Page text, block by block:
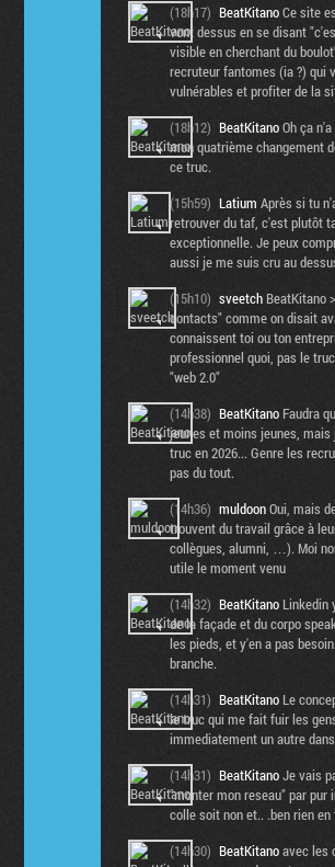
(18h17) BeatKitanoCe site
vont dessus en se disant
visible en cherchant du
recruteur fantomes (ia ?) qui
vulnérables et profiter de la
(18h12) BeatKitanoOh ça
mon quatrième changement
ce truc.
(15h59) Latium Après si tu
retrouver du taf, c'est plutôt
exceptionnelle. Je peux
aussi je me suis cru au
(15h10) sveetch BeatKitano
contacts" comme on disait
connaissent toi ou ton
professionnel quoi, pas le
"web 2.0"
(14h38) BeatKitano Faudra
jeunes et moins jeunes,
truc en 2026... Genre les
pas du tout.
(14h36) muldoonOui, mais
trouvent du travail grâce à
collègues, alumni, …). Moi
utile le moment venu
(14h32) BeatKitano Linkedin
de la façade et du corpo
les pieds, et y'en a pas
branche.
(14h31) BeatKitano Le
le truc qui me fait fuir les
immediatement un autre
(14h31) BeatKitanoJe vais
"monter mon reseau" par
colle soit non et.. .ben rien
(14h30) BeatKitanoavec les